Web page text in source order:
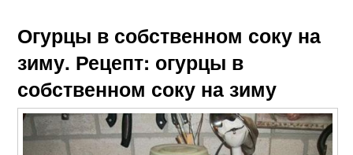
Огурцы в собственном соку на
зиму. Рецепт: огурцы в
собственном соку на зиму